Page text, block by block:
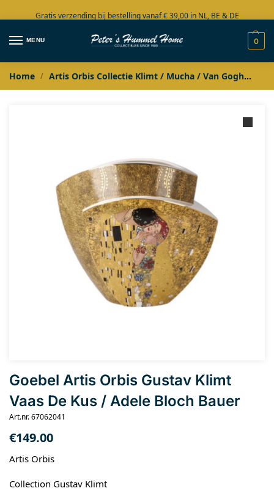
Gratis verzending bij bestelling vanaf € 39,00 in NL, BE & DE
Grote collectie in voorraad
MENU 0
Home / Artis Orbis Collectie Klimt / Mucha / Van Gogh
Goebel Artis Orbis Gustav Klimt
Vaas De Kus / Adele Bloch Bauer
Art.nr. 67062041
€149.00
Artis Orbis
Collection Gustav Klimt